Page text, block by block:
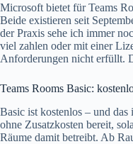
Microsoft bietet für Teams
Beide existieren seit
der Praxis sehe ich immer
viel zahlen oder mit einer
Anforderungen nicht erfüllt.
Teams Rooms Basic:
Basic ist kostenlos – und
ohne Zusatzkosten bereit,
Räume damit betreibt. Ab